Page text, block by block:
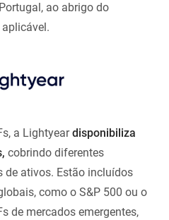
ao abrigo do
a Lightyeardisponibiliza
cobrindo diferentes
de ativos. Estão incluídos
como o S&P 500 ou o
de mercados emergentes,